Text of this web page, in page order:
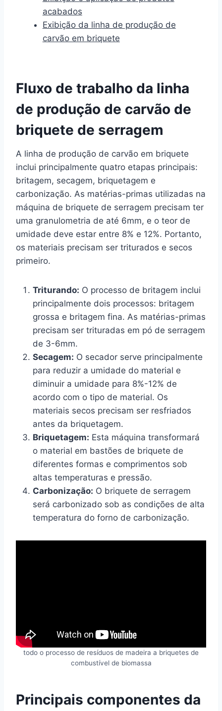
acabados
Exibição da linha de produção de
carvão em briquete
Fluxo de trabalho da linha
de produção de carvão de
briquete de serragem
A linha de produção de carvão em briquete
inclui principalmente quatro etapas principais:
britagem, secagem, briquetagem e
carbonização. As matérias-primas utilizadas na
máquina de briquete de serragem precisam ter
uma granulometria de até 6mm, e o teor de
umidade deve estar entre 8% e 12%. Portanto,
os materiais precisam ser triturados e secos
primeiro.
Triturando: O processo de britagem inclui
principalmente dois processos: britagem
grossa e britagem fina. As matérias-primas
precisam ser trituradas em pó de serragem
de 3-6mm.
Secagem: O secador serve principalmente
para reduzir a umidade do material e
diminuir a umidade para 8%-12% de
acordo com o tipo de material. Os
materiais secos precisam ser resfriados
antes da briquetagem.
Briquetagem: Esta máquina transformará
o material em bastões de briquete de
diferentes formas e comprimentos sob
altas temperaturas e pressão.
Carbonização: O briquete de serragem
será carbonizado sob as condições de alta
temperatura do forno de carbonização.
todo o processo de resíduos de madeira a briquetes de
combustível de biomassa
Principais componentes da